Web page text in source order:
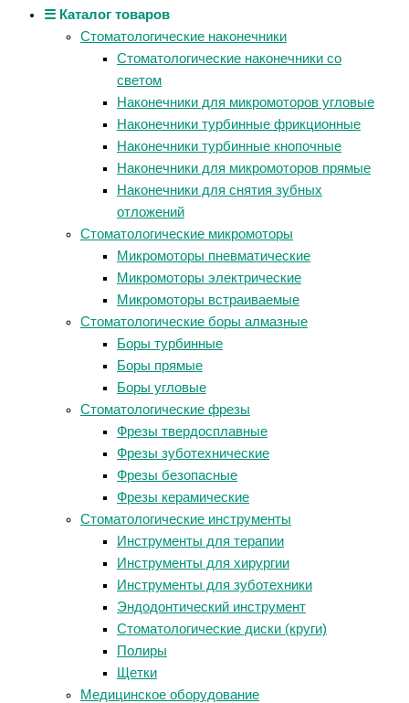
☰ Каталог товаров
Стоматологические наконечники
Стоматологические наконечники со
светом
Наконечники для микромоторов угловые
Наконечники турбинные фрикционные
Наконечники турбинные кнопочные
Наконечники для микромоторов прямые
Наконечники для снятия зубных
отложений
Стоматологические микромоторы
Микромоторы пневматические
Микромоторы электрические
Микромоторы встраиваемые
Стоматологические боры алмазные
Боры турбинные
Боры прямые
Боры угловые
Стоматологические фрезы
Фрезы твердосплавные
Фрезы зуботехнические
Фрезы безопасные
Фрезы керамические
Стоматологические инструменты
Инструменты для терапии
Инструменты для хирургии
Инструменты для зуботехники
Эндодонтический инструмент
Стоматологические диски (круги)
Полиры
Щетки
Медицинское оборудование